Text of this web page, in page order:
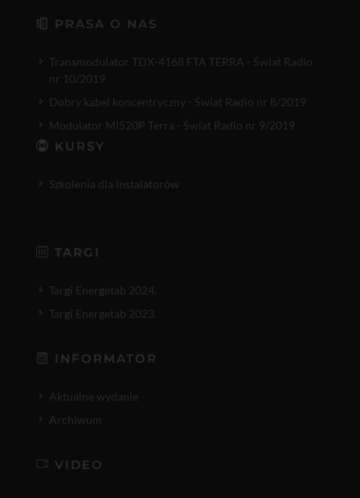
PRASA O NAS
Transmodulator TDX-4168 FTA TERRA - Świat Radio
nr 10/2019
Dobry kabel koncentryczny - Świat Radio nr 8/2019
Modulator MI520P Terra - Świat Radio nr 9/2019
KURSY
Szkolenia dla instalatorów
TARGI
Targi Energetab 2024.
Targi Energetab 2023.
INFORMATOR
Aktualne wydanie
Archiwum
VIDEO